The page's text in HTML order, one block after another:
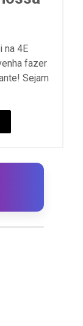
na 4E
fazer
Sejam